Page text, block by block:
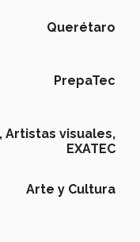
Querétaro
PrepaTec
Artistas visuales,
EXATEC
Arte y Cultura